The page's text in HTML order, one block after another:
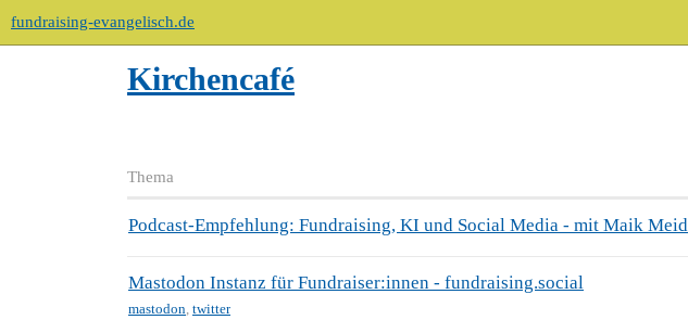
fundraising-evangelisch.de
Kirchencafé
Thema
Podcast-Empfehlung: Fundraising, KI und Social Media - mit Maik Meid
Mastodon Instanz für Fundraiser:innen - fundraising.social
mastodon, twitter